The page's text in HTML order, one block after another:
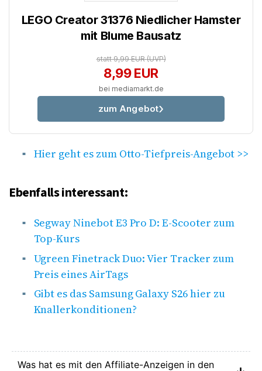
LEGO Creator 31376 Niedlicher Hamster
mit Blume Bausatz
statt 9,99 EUR(UVP)
8,99 EUR
bei mediamarkt.de
zum Angebot
Hier geht es zum Otto-Tiefpreis-Angebot >>
Ebenfalls interessant:
Segway Ninebot E3 Pro D: E-Scooter zum
Top-Kurs
Ugreen Finetrack Duo: Vier Tracker zum
Preis eines AirTags
Gibt es das Samsung Galaxy S26 hier zu
Knallerkonditionen?
Was hat es mit den Affiliate-Anzeigen in den